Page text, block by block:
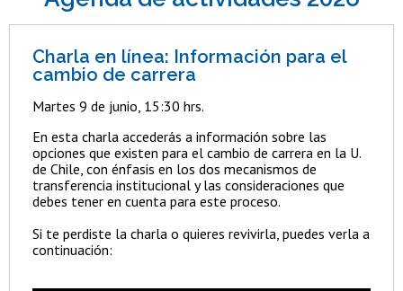
Charla en línea: Información para el
cambio de carrera
Martes 9 de junio, 15:30 hrs.
En esta charla accederás a información sobre las
opciones que existen para el cambio de carrera en la U.
de Chile, con énfasis en los dos mecanismos de
transferencia institucional y las consideraciones que
debes tener en cuenta para este proceso.
Si te perdiste la charla o quieres revivirla, puedes verla a
continuación: